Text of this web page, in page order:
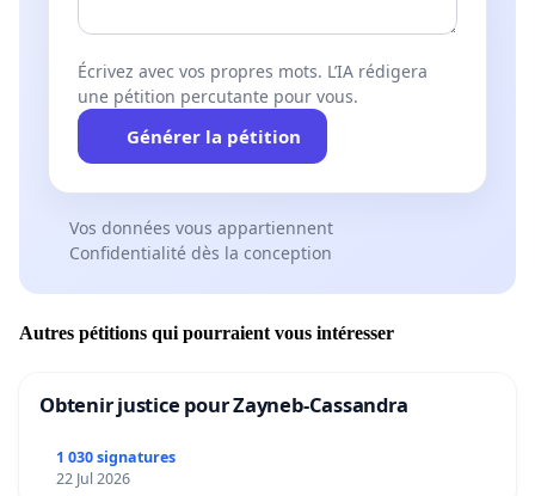
Écrivez avec vos propres mots. L’IA rédigera
une pétition percutante pour vous.
Générer la pétition
Vos données vous appartiennent
Confidentialité dès la conception
Autres pétitions qui pourraient vous intéresser
Obtenir justice pour Zayneb-Cassandra
1 030 signatures
22 Jul 2026